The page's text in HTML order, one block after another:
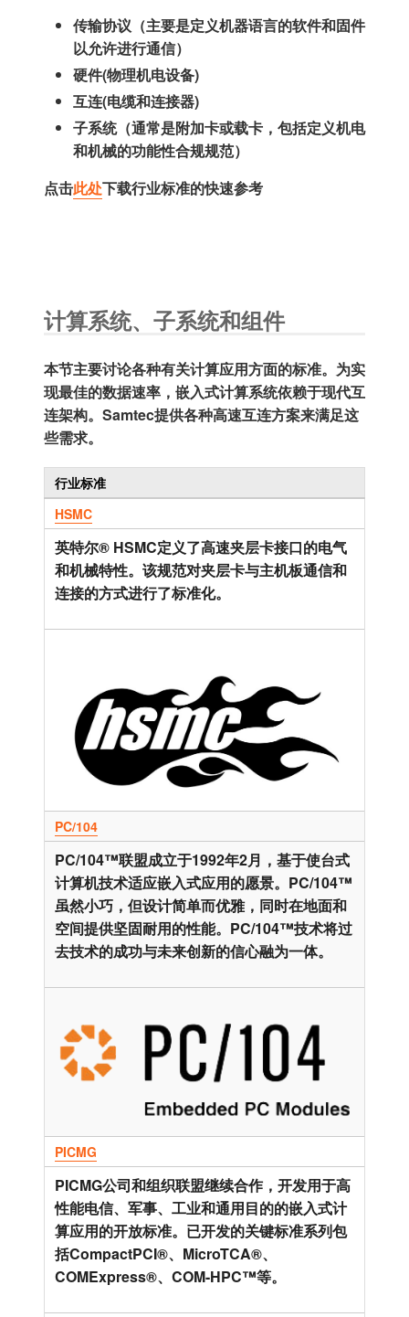
传输协议（主要是定义机器语言的软件和固件
以允许进行通信）
硬件(物理机电设备)
互连(电缆和连接器)
子系统（通常是附加卡或载卡，包括定义机电
和机械的功能性合规规范）
点击此处下载行业标准的快速参考
计算系统、子系统和组件
本节主要讨论各种有关计算应用方面的标准。为实
现最佳的数据速率，嵌入式计算系统依赖于现代互
连架构。Samtec提供各种高速互连方案来满足这
些需求。
行业标准
HSMC
英特尔® HSMC定义了高速夹层卡接口的电气
和机械特性。该规范对夹层卡与主机板通信和
连接的方式进行了标准化。
PC/104
PC/104™联盟成立于1992年2月，基于使台式
计算机技术适应嵌入式应用的愿景。PC/104™
虽然小巧，但设计简单而优雅，同时在地面和
空间提供坚固耐用的性能。PC/104™技术将过
去技术的成功与未来创新的信心融为一体。
PICMG
PICMG公司和组织联盟继续合作，开发用于高
性能电信、军事、工业和通用目的的嵌入式计
算应用的开放标准。已开发的关键标准系列包
括CompactPCI®、MicroTCA®、
COMExpress®、COM-HPC™等。